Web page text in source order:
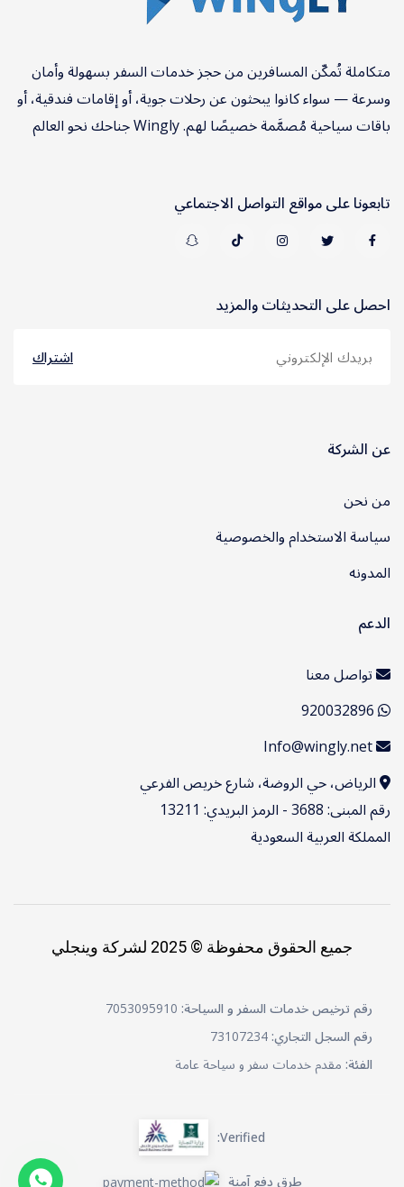
متكاملة تُمكّن المسافرين من حجز خدمات السفر بسهولة وأمان
وسرعة — سواء كانوا يبحثون عن رحلات جوية، أو إقامات فندقية، أو
باقات سياحية مُصمَّمة خصيصًا لهم. Wingly جناحك نحو العالم
تابعونا على مواقع التواصل الاجتماعي
احصل على التحديثات والمزيد
اشتراك
عن الشركة
من نحن
سياسة الاستخدام والخصوصية
المدونه
الدعم
تواصل معنا
الرياض، حي الروضة، شارع خريص الفرعي
رقم المبنى: 3688 - الرمز البريدي: 13211
المملكة العربية السعودية
جميع الحقوق محفوظة © 2025 لشركة وينجلي
رقم ترخيص خدمات السفر و السياحة:
رقم السجل التجاري:
الفئة: مقدم خدمات سفر و سياحة عامة
Verified:
طرق دفع آمنة